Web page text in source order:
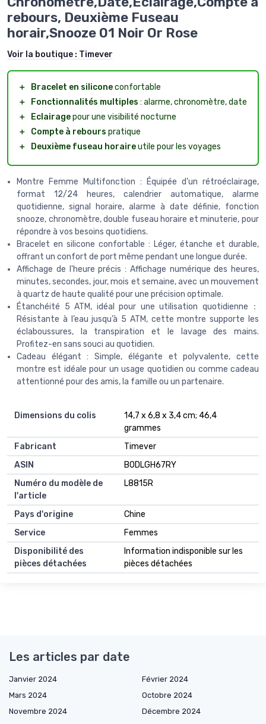
rebours, Deuxième Fuseau
horair,Snooze 01 Noir Or Rose
Voir la boutique : Timever
＋ Bracelet en siliconeconfortable
＋
Fonctionnalités multiples : alarme, chronomètre, date
＋
Eclairagepour une visibilité nocturne
＋
Compte à rebours pratique
＋
Deuxième fuseau horaireutile pour les voyages
Montre Femme Multifonction : Équipée d’un rétroéclairage,
format 12/24 heures, calendrier automatique, alarme
quotidienne, signal horaire, alarme à date définie, fonction
snooze, chronomètre, double fuseau horaire et minuterie, pour
répondre à vos besoins quotidiens.
Bracelet en silicone confortable : Léger, étanche et durable,
offrant un confort de port même pendant une longue durée.
Affichage de l'heure précis : Affichage numérique des heures,
minutes, secondes, jour, mois et semaine, avec un mouvement
à quartz de haute qualité pour une précision optimale.
Étanchéité 5 ATM, idéal pour une utilisation quotidienne：
Résistante à l’eau jusqu’à 5 ATM, cette montre supporte les
éclaboussures, la transpiration et le lavage des mains.
Profitez-en sans souci au quotidien.
Cadeau élégant : Simple, élégante et polyvalente, cette
montre est idéale pour un usage quotidien ou comme cadeau
attentionné pour des amis, la famille ou un partenaire.
Dimensions du colis
14,7 x 6,8 x 3,4 cm; 46,4
grammes
Fabricant
Timever
ASIN
B0DLGH67RY
Numéro du modèle de
l'article
L8815R
Pays d'origine
Chine
Service
Femmes
Disponibilité des
pièces détachées
Information indisponible sur les
pièces détachées
Les articles par date
Janvier 2024
Février 2024
Mars 2024
Octobre 2024
Novembre 2024
Décembre 2024